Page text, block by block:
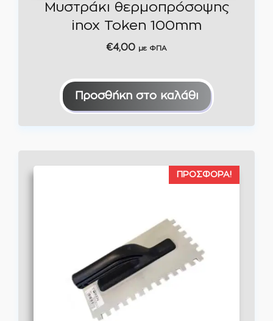
Μυστράκι θερμοπρόσοψης
inox Token 100mm
€4,00 με ΦΠΑ
Προσθήκη στο καλάθι
ΠΡΟΣΦΟΡΆ!